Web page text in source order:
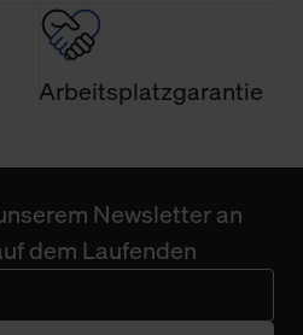
Arbeitsplatzgarantie
Newsletter an
dem Laufenden